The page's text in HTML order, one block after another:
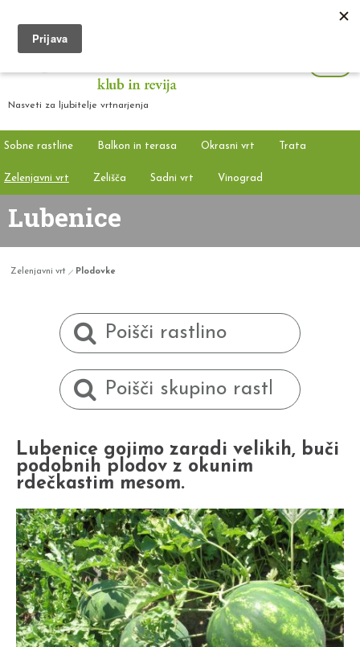
Nasveti za ljubitelje vrtnarjenja
Sobne rastline Balkon in terasa Okrasni vrt Trata
Zelenjavni vrt Zelišča Sadni vrt Vinograd
Lubenice
Zelenjavni vrt Plodovke
Lubenice gojimo zaradi velikih, buči
podobnih plodov z okunim
rdečkastim mesom.